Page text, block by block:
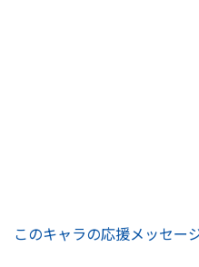
このキャラの応援メッセー